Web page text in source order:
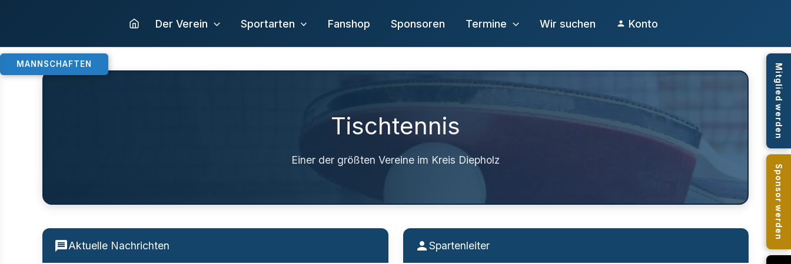
Der Verein Sportarten Fanshop Sponsoren Termine Wir suchen Konto
MANNSCHAFTEN
Tischtennis
Einer der größten Vereine im Kreis Diepholz
Aktuelle Nachrichten Spartenleiter
Mitglied werden
Sponsor werden